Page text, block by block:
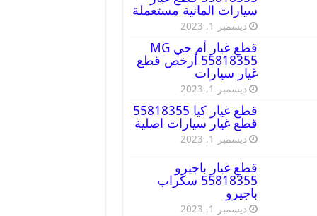
سيارات المانية مستعملة
ديسمبر 1, 2023
قطع غيار أم جي MG
55818355 أرخص قطع
غيار سيارات
ديسمبر 1, 2023
قطع غيار كيا 55818355
قطع غيار سيارات اصلية
ديسمبر 1, 2023
قطع غيار باجيرو
55818355 سكراب
باجيرو
ديسمبر 1, 2023